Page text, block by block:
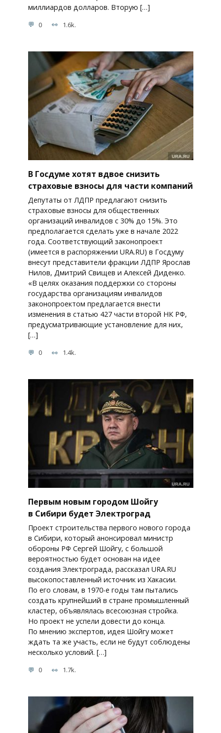
миллиардов долларов. Вторую […]
0 1.6k.
В Госдуме хотят вдвое снизить
страховые взносы для части компаний
Депутаты от ЛДПР предлагают снизить
страховые взносы для общественных
организаций инвалидов с 30% до 15%. Это
предполагается сделать уже в начале 2022
года. Соответствующий законопроект
(имеется в распоряжении URA.RU) в Госдуму
внесут представители фракции ЛДПР Ярослав
Нилов, Дмитрий Свищев и Алексей Диденко.
«В целях оказания поддержки со стороны
государства организациям инвалидов
законопроектом предлагается внести
изменения в статью 427 части второй НК РФ,
предусматривающие установление для них,
[…]
0 1.4k.
Первым новым городом Шойгу
в Сибири будет Электроград
Проект строительства первого нового города
в Сибири, который анонсировал министр
обороны РФ Сергей Шойгу, с большой
вероятностью будет основан на идее
создания Электрограда, рассказал URA.RU
высокопоставленный источник из Хакасии.
По его словам, в 1970-е годы там пытались
создать крупнейший в стране промышленный
кластер, объявлялась всесоюзная стройка.
Но проект не успели довести до конца.
По мнению экспертов, идея Шойгу может
ждать та же участь, если не будут соблюдены
несколько условий. […]
0 1.7k.